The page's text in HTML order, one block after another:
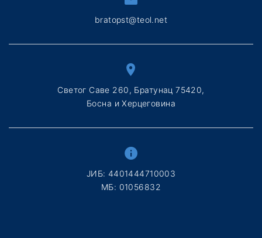
bratopst@teol.net
Светог Саве 260, Братунац 75420,
Босна и Херцеговина
ЈИБ: 4401444710003
МБ: 01056832